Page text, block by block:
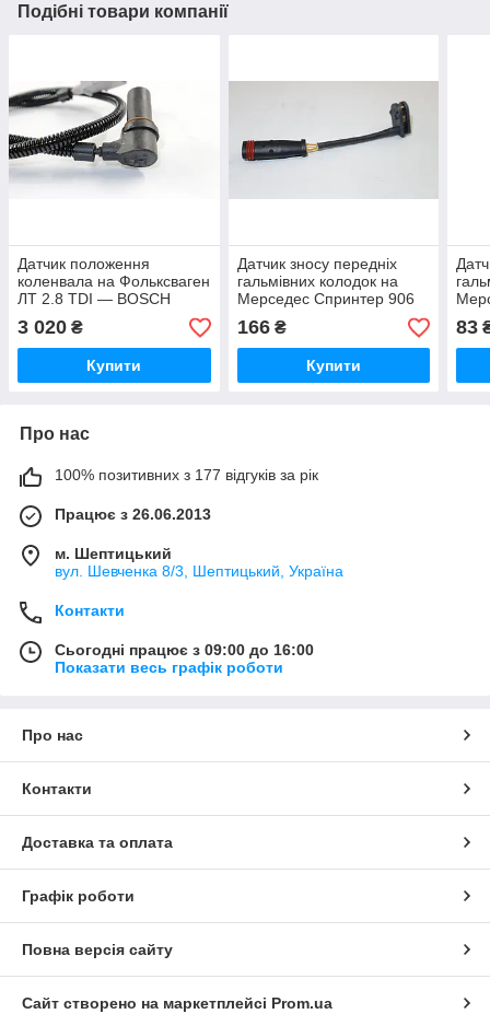
Подібні товари компанії
Датчик положення
коленвала на Фольксваген
ЛТ 2.8 TDI — BOSCH
(Німеччина) - 0281002496
3 020 ₴
Купити
Датчик зносу передніх
гальмівних колодок на
Мерседес Спринтер 906
2006 -> Bosch (Німеччина)
1987473036
166₴
Купити
83
Про нас
100% позитивних з 177 відгуків за рік
Працює з 26.06.2013
м. Шептицький
вул. Шевченка 8/3, Шептицький, Україна
Контакти
Сьогодні працює з 09:00 до 16:00
Показати весь графік роботи
Про нас
Контакти
Доставка та оплата
Графік роботи
Повна версія сайту
Сайт створено на маркетплейсі Prom.ua